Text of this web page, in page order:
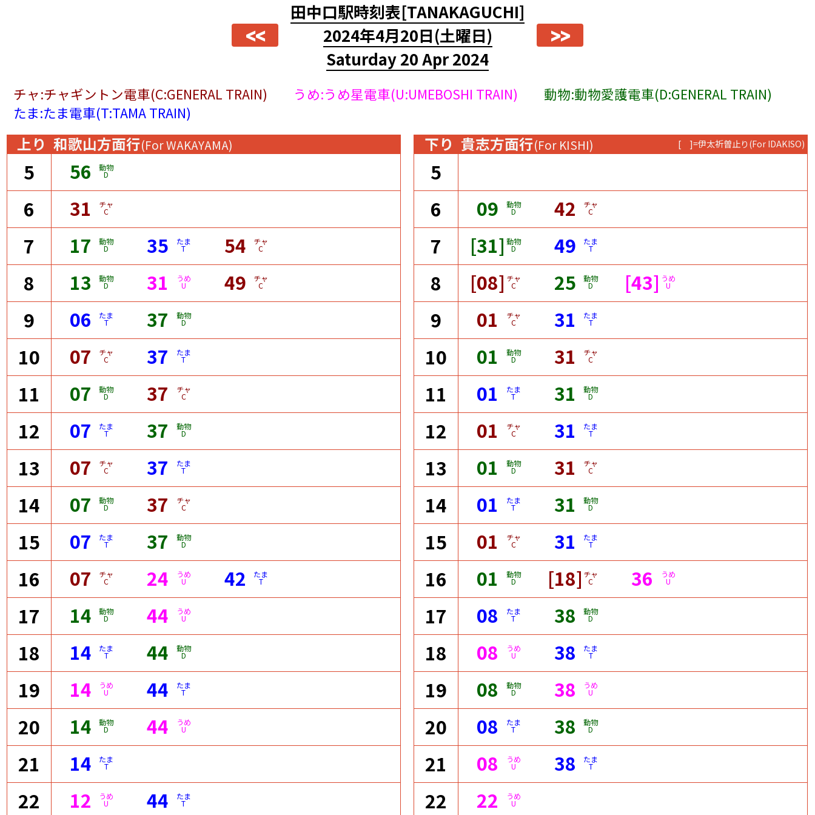
<<
田中口駅時刻表[TANAKAGUCHI]
2024年4月20日(土曜日)
Saturday 20 Apr 2024
>>
チャ:チャギントン電車(C:GENERAL TRAIN) うめ:うめ星電車(U:UMEBOSHI TRAIN)
動物:動物愛護電車(D:GENERAL TRAIN)
たま:たま電車(T:TAMA TRAIN)
上り 和歌山方面行(For WAKAYAMA)
5 56 動物
D
6 31 チャ
C
7 17 動物
D 35 たま
T 54 チャ
C
8 13 動物
D 31 うめ
U 49 チャ
C
9 06 たま
T 37 動物
D
10 07 チャ
C 37 たま
T
11 07 動物
D 37 チャ
C
12 07 たま
T 37 動物
D
13 07 チャ
C 37 たま
T
14 07 動物
D 37 チャ
C
15 07 たま
T 37 動物
D
16 07 チャ
C 24 うめ
U 42 たま
T
17 14 動物
D 44 うめ
U
18 14 たま
T 44 動物
D
19 14 うめ
U 44 たま
T
20 14 動物
D 44 うめ
U
21 14 たま
T
22 12 うめ
U 44 たま
T
下り 貴志方面行(For KISHI) [ ]=伊太祈曽止り(For IDAKISO)
5
6
09 動物
D 42 チャ
C
7 [31] 動物
D 49 たま
T
8 [08] チャ
C 25 動物
D [43] うめ
U
9 01 チャ
C 31 たま
T
10 01 動物
D 31 チャ
C
11 01 たま
T 31 動物
D
12 01 チャ
C 31 たま
T
13 01 動物
D 31 チャ
C
14 01 たま
T 31 動物
D
15 01 チャ
C 31 たま
T
16 01 動物
D [18] チャ
C 36 うめ
U
17 08 たま
T 38 動物
D
18 08 うめ
U 38 たま
T
19 08 動物
D 38 うめ
U
20 08 たま
T 38 動物
D
21 08 うめ
U 38 たま
T
22 22 うめ
U